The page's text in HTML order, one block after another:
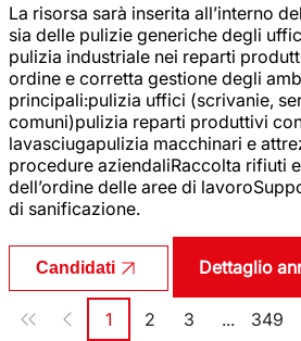
La risorsa sarà inserita all’interno
sia delle pulizie generiche degli
pulizia industriale nei reparti
ordine e corretta gestione degli
principali:pulizia uffici (scrivanie,
comuni)pulizia reparti produttivi
lavasciugapulizia macchinari e
procedure aziendaliRaccolta rifiuti
dell’ordine delle aree di
di sanificazione.
Candidati Dettaglio
Paginazione
Pagina
1 Pagina
2 Pagina
3 ... 349